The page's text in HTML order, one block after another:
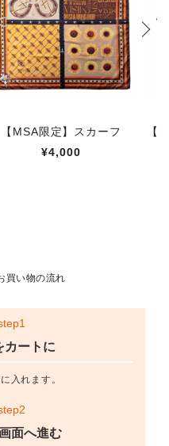
【MSA限定】スカーフ
¥4,000
【
買い物の流れ
カートに
入れます。
面へ進む